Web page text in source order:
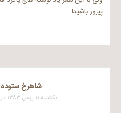
پیروز باشید!
شاهرخ
یکشنبه ۱۱ بهمن ۱۳۸۳ در ۵:۱۰ بعد از ظهر